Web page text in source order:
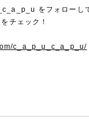
をフォローし
チェック！
c_a_p_u_c_a_p_u/